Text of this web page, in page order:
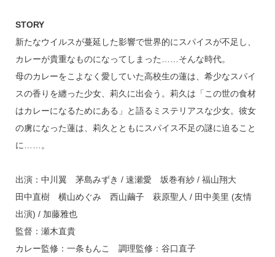
STORY
新たなウイルスが蔓延した影響で世界的にスパイスが不足し、
カレーが貴重なものになってしまった……そんな時代。
母のカレーをこよなく愛していた高校生の蓮は、希少なスパイ
スの香りを纏った少女、莉久に出会う。莉久は「この世の食材
はカレーになるためにある」と語るミステリアスな少女。彼女
の虜になった蓮は、莉久とともにスパイス不足の謎に迫ること
に……。
出演：中川翼 茅島みずき / 速瀬愛 坂巻有紗 / 福山翔大
田中直樹 横山めぐみ 西山繭子 萩原聖人 / 田中美里 (友情
出演) / 加藤雅也
監督：瀬木直貴
カレー監修：一条もんこ 調理監修：谷口直子